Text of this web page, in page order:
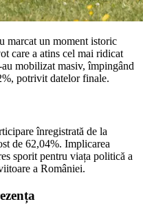
marcat un moment istoric
care a atins cel mai ridicat
mobilizat masiv, împingând
potrivit datelor finale.
înregistrată de la
de 62,04%. Implicarea
sporit pentru viața politică a
a României.